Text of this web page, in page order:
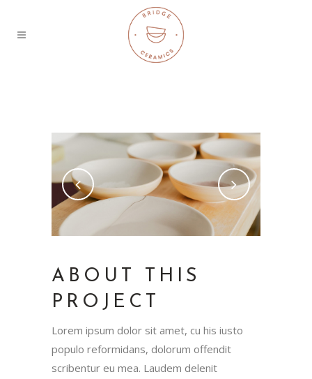
ABOUT THIS
PROJECT
Lorem ipsum dolor sit amet, cu his iusto
populo reformidans, dolorum offendit
scribentur eu mea. Laudem delenit